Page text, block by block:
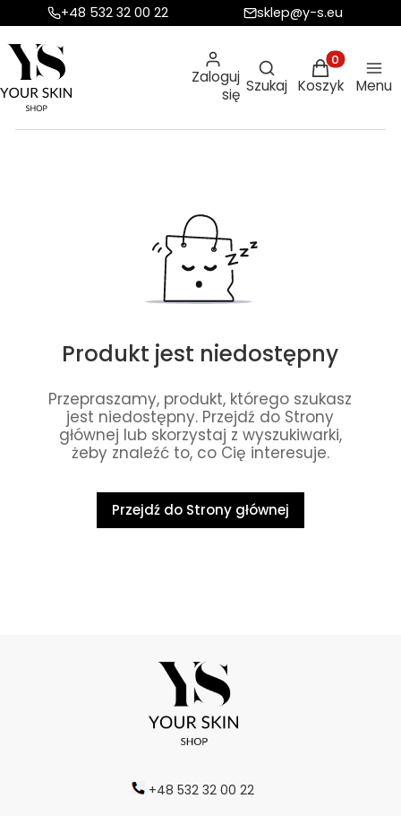
+48 532 32 00 22 sklep@y-s.eu
Zaloguj
się
Otwórz
Szukaj
Produkty w
Koszyk Menu
Produkt jest niedostępny
Przepraszamy, produkt, którego szukasz
jest niedostępny. Przejdź do Strony
głównej lub skorzystaj z wyszukiwarki,
żeby znaleźć to, co Cię interesuje.
Przejdź do Strony głównej
+48 532 32 00 22